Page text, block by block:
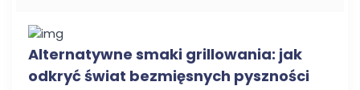
Alternatywne smaki grillowania: jak
odkryć świat bezmięsnych pyszności